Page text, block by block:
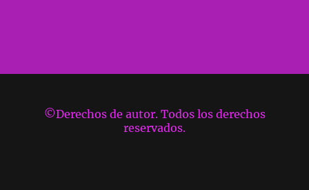
©Derechos de autor. Todos los derechos
reservados.